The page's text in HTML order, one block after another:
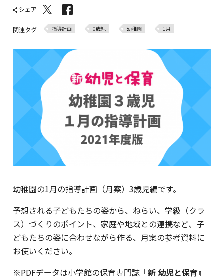
シェア
関連タグ 指導計画 0歳児 幼稚園 1月
幼稚園の1月の指導計画（月案）3歳児編です。
予想される子どもたちの姿から、ねらい、学級（クラ
ス）づくりのポイント、家庭や地域との連携など、子
どもたちの姿に合わせながら作る、月案の参考資料に
お使いください。
※PDFデータは小学館の保育専門誌 『新 幼児と保育』